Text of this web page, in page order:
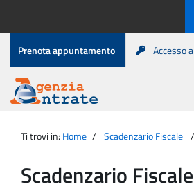
contenuto
Menu
di
servizio
Prenota appuntamento Accesso
Agenzia
principale
Ti trovi in: Home Scadenzario Fiscale
Scadenzario Fiscale